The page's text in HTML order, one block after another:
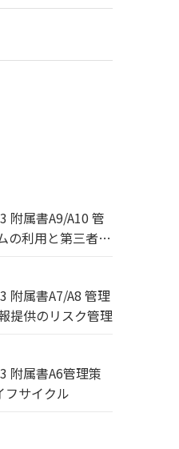
附属書A9/A10 管
の利用と第三者・
附属書A7/A8 管理
提供のリスク管理
附属書A6管理策
フサイクル